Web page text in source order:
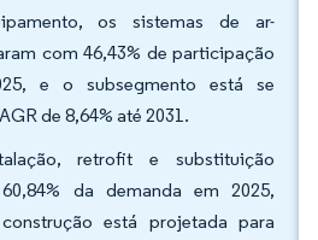
os sistemas de ar-
com 46,43% de participação
e o subsegmento está se
de 8,64% até 2031.
retrofit e substituição
da demanda em 2025,
está projetada para